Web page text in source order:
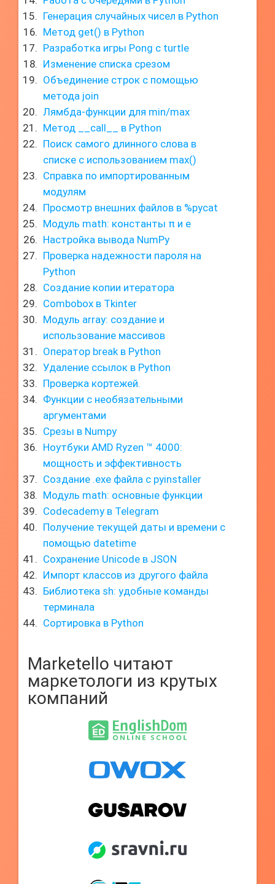
Генерация случайных чисел в Python
Метод get() в Python
Разработка игры Pong с turtle
Изменение списка срезом
Объединение строк с помощью
метода join
Лямбда-функции для min/max
Метод __call__ в Python
Поиск самого длинного слова в
списке с использованием max()
Справка по импортированным
модулям
Просмотр внешних файлов в %pycat
Модуль math: константы π и e
Настройка вывода NumPy
Проверка надежности пароля на
Python
Создание копии итератора
Combobox в Tkinter
Модуль array: создание и
использование массивов
Оператор break в Python
Удаление ссылок в Python
Проверка кортежей.
Функции с необязательными
аргументами
Срезы в Numpy
Ноутбуки AMD Ryzen ™ 4000:
мощность и эффективность
Создание .exe файла с pyinstaller
Модуль math: основные функции
Codecademy в Telegram
Получение текущей даты и времени с
помощью datetime
Сохранение Unicode в JSON
Импорт классов из другого файла
Библиотека sh: удобные команды
терминала
Сортировка в Python
Marketello читают
маркетологи из крутых
компаний